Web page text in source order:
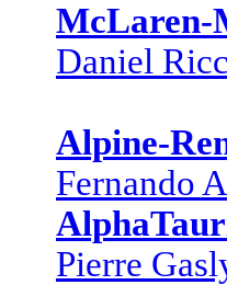
McLaren-
Daniel
Alpine-
Fernando
Pierre